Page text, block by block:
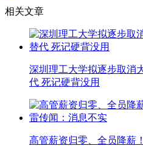
相关文章
深圳理工大学拟逐步取消
代 死记硬背没用
高管薪资归零、全员降薪